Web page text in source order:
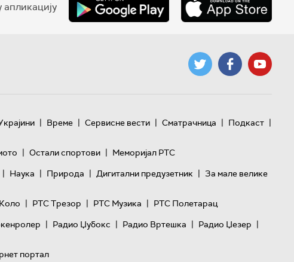
| Време | Сервисне вести | Сматрачница | Подкаст |
| Остали спортови | Меморијал РТС
| Наука | Природа | Дигитални предузетник | За мале велике
| РТС Трезор | РТС Музика | РТС Полетарац
| Радио Џубокс | Радио Вртешка | Радио Џезер |
портал